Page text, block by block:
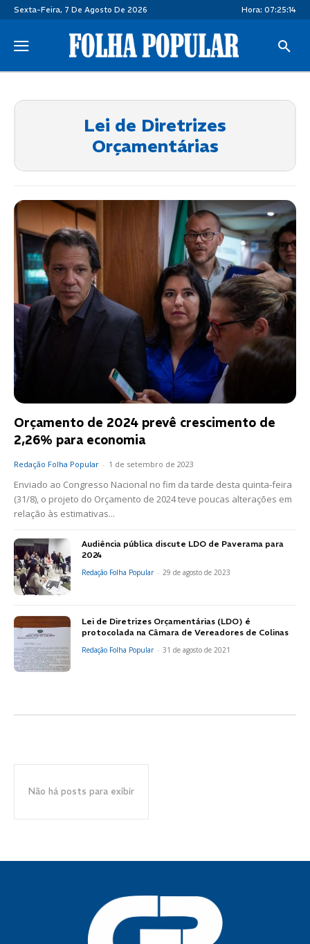
Sexta-Feira, 7 De Agosto De 2026 Hora: 07:25:14
Lei de Diretrizes
Orçamentárias
Orçamento de 2024 prevê crescimento de
2,26% para economia
Redação Folha Popular - 1 de setembro de 2023
Enviado ao Congresso Nacional no fim da tarde desta quinta-feira
(31/8), o projeto do Orçamento de 2024 teve poucas alterações em
relação às estimativas...
Audiência pública discute LDO de Paverama para
2024
Redação Folha Popular - 29 de agosto de 2023
Lei de Diretrizes Orçamentárias (LDO) é
protocolada na Câmara de Vereadores de Colinas
Redação Folha Popular - 31 de agosto de 2021
Não há posts para exibir